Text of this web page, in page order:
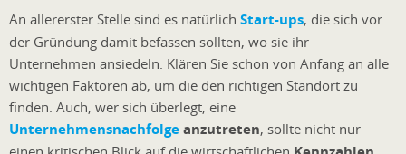
An allererster Stelle sind es natürlich Start-ups, die sich vor
der Gründung damit befassen sollten, wo sie ihr
Unternehmen ansiedeln. Klären Sie schon von Anfang an alle
wichtigen Faktoren ab, um die den richtigen Standort zu
finden. Auch, wer sich überlegt, eine
Unternehmensnachfolgeanzutreten, sollte nicht nur